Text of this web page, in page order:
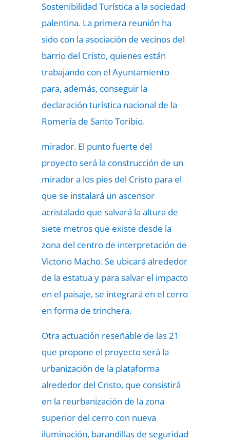
Sostenibilidad Turística a la sociedad
palentina. La primera reunión ha
sido con la asociación de vecinos del
barrio del Cristo, quienes están
trabajando con el Ayuntamiento
para, además, conseguir la
declaración turística nacional de la
Romería de Santo Toribio.
mirador. El punto fuerte del
proyecto será la construcción de un
mirador a los pies del Cristo para el
que se instalará un ascensor
acristalado que salvará la altura de
siete metros que existe desde la
zona del centro de interpretación de
Victorio Macho. Se ubicará alrededor
de la estatua y para salvar el impacto
en el paisaje, se integrará en el cerro
en forma de trinchera.
Otra actuación reseñable de las 21
que propone el proyecto será la
urbanización de la plataforma
alrededor del Cristo, que consistirá
en la reurbanización de la zona
superior del cerro con nueva
iluminación, barandillas de seguridad